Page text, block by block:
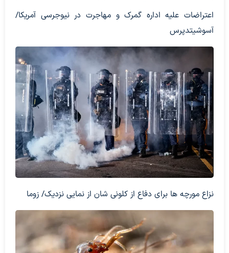
اعتراضات علیه اداره گمرک و مهاجرت در نیوجرسی آمریکا/
آسوشیتدپرس
نزاع مورچه ها برای دفاع از کلونی شان از نمایی نزدیک/ زوما